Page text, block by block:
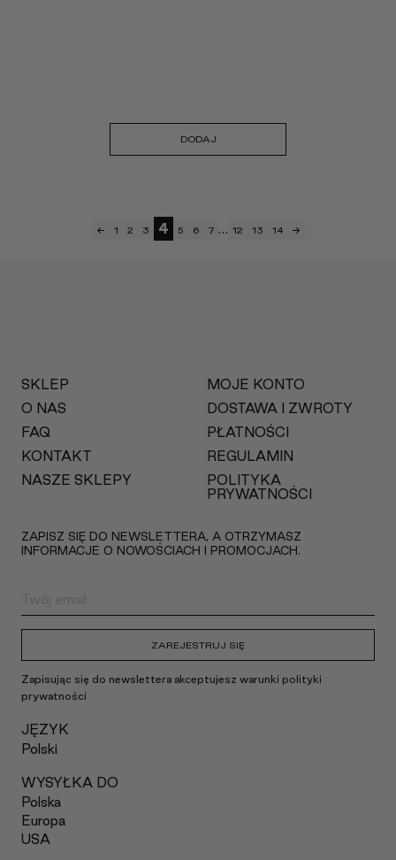
DODAJ
← 1 2 3 4 5 6 7 … 12 13 14 →
SKLEP
O NAS
FAQ
KONTAKT
NASZE SKLEPY
MOJE KONTO
DOSTAWA I ZWROTY
PŁATNOŚCI
REGULAMIN
POLITYKA
PRYWATNOŚCI
ZAPISZ SIĘ DO NEWSLETTERA, A OTRZYMASZ
INFORMACJE O NOWOŚCIACH I PROMOCJACH.
ZAREJESTRUJ SIĘ
Zapisując się do newslettera akceptujesz warunki polityki
prywatności
JĘZYK
Polski
WYSYŁKA DO
Polska
Europa
USA